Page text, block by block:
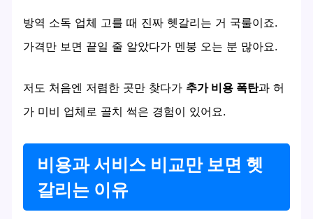
방역 소독 업체 고를 때 진짜 헷갈리는 거 국룰이죠.
가격만 보면 끝일 줄 알았다가 멘붕 오는 분 많아요.
저도 처음엔 저렴한 곳만 찾다가 추가 비용 폭탄과 허
가 미비 업체로 골치 썩은 경험이 있어요.
비용과 서비스 비교만 보면 헷
갈리는 이유